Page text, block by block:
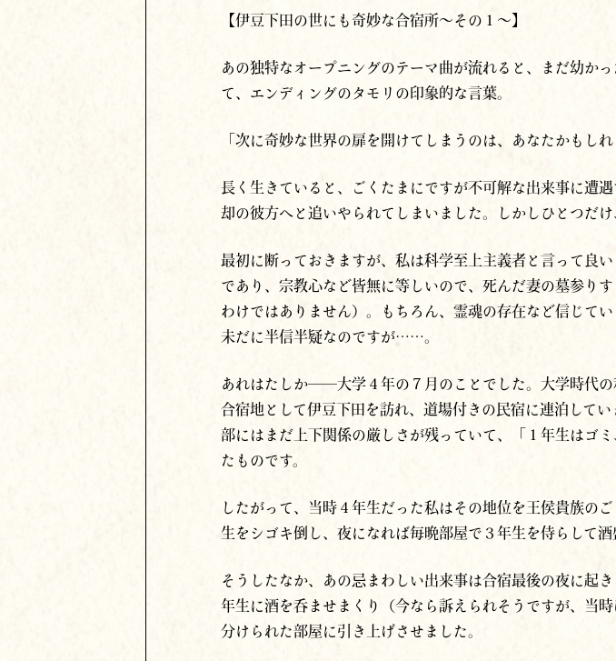
【伊豆下田の世にも奇妙な合宿所～その１～】
あの独特なオープニングのテーマ曲が流れると、まだ幼か
て、 エンディングのタモリの印象的な言葉。
「次に奇妙な世界の扉を開けてしまうのは、あなたかもしれ
長く生きていると、ごくたまにですが不可解な出来事に遭
却の彼方へと追いやられてしまいました。しかしひとつだ
最初に断っておきますが、私は科学至上主義者と言って良
であり、宗教心など皆無に等しいので、死んだ妻の墓参り
わけではありません）。もちろん、霊魂の存在など信じて
未だに半信半疑なのですが……。
あれは たしか──大学４年の７月のことでした。大学時代の
合宿地として伊豆下田を訪れ、道場付きの民宿に連泊して
部にはまだ上下関係の厳しさが残っていて、「１年生はゴ
たものです。
したがって、当時４年生だった私はその地位を王侯貴族の
生をシゴキ倒し、夜になれば毎晩部屋で３年生を侍らして
そうしたなか、あの忌まわしい出来事は合宿最後の夜に起
年生に酒を呑ませまくり（今なら訴えられそうですが、当
分けられた部屋に引き上げさせました。